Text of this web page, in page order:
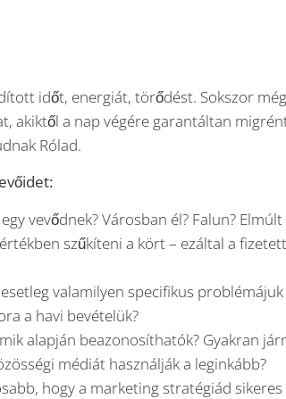
időt, energiát, törődést. Sokszor
akiktől a nap végére garantáltan
Rólad.
vevődnek? Városban él? Falun?
szűkíteni a kört – ezáltal a fizetett
valamilyen specifikus
a havi bevételük?
alapján beazonosíthatók? Gyakran
médiát használják a leginkább?
hogy a marketing stratégiád sikeres